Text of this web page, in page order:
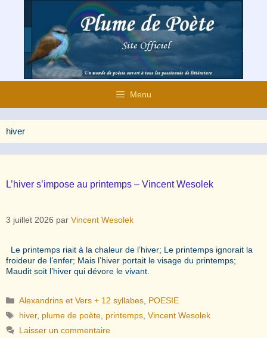
contenu
Menu
hiver
L’hiver s’impose au printemps – Vincent Wesolek
3 juillet 2026 par Vincent Wesolek
Le printemps riait à la chaleur de l’hiver; Le printemps ignorait la
froideur de l’enfer; Mais l’hiver portait le visage du printemps;
Maudit soit l’hiver qui dévore le vivant.
Catégories
Alexandrins et Vers + 12 syllabes POESIE
Étiquettes
hiver, plume de poète printemps ,Vincent Wesolek
Laisser un commentaire